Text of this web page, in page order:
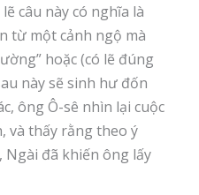
câu này có nghĩa là
từ một cảnh ngộ mà
hoặc (có lẽ đúng
này sẽ sinh hư đốn
ông Ô-sê nhìn lại cuộc
và thấy rằng theo ý
Ngài đã khiến ông lấy